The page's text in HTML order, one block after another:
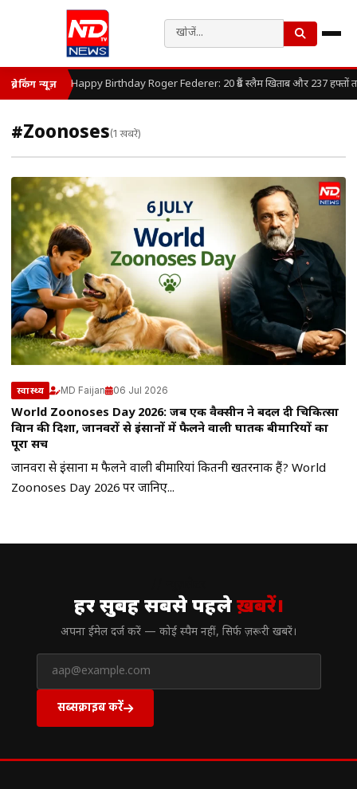
ब्रेकिंग न्यूज़ Happy Birthday Roger Federer: 20 ग्रैंड स्लैम खिताब और 237
#Zoonoses(1 खबरें)
स्वास्थ्य MD Faijan 06 Jul 2026
World Zoonoses Day 2026: जब एक वैक्सीन ने बदल दी चिकित्सा
विज्ञान की दिशा, जानवरों से इंसानों में फैलने वाली घातक बीमारियों का
पूरा सच
जानवरों से इंसानों में फैलने वाली बीमारियां कितनी खतरनाक हैं? World
Zoonoses Day 2026 पर जानिए...
हर सुबह सबसे पहलेख़बरें।
अपना ईमेल दर्ज करें — कोई स्पैम नहीं, सिर्फ ज़रूरी खबरें।
सब्सक्राइब करें